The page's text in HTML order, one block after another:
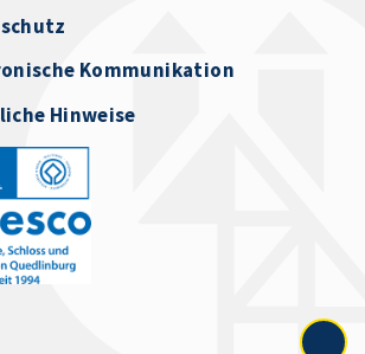
Kommunikation
Hinweise